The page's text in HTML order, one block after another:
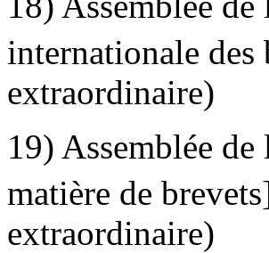
internationale des
extraordinaire)
19) Assemblée
matière de
extraordinaire)